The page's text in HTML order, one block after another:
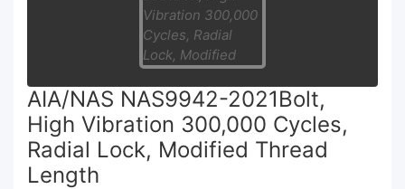
AIA/NAS NAS9942-2021Bolt,
High Vibration 300,000 Cycles,
Radial Lock, Modified Thread
Length